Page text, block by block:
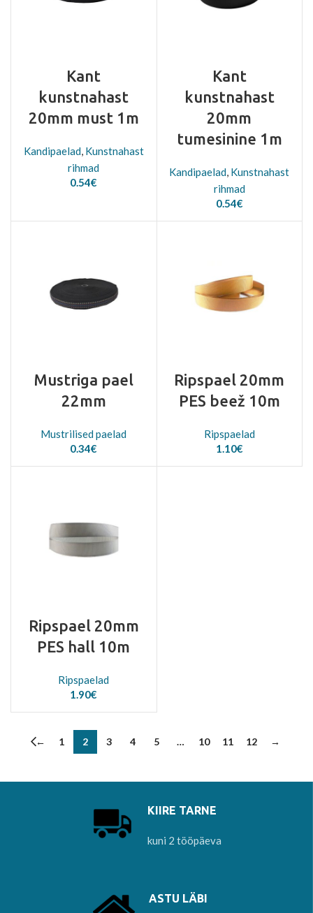
Kant
kunstnahast
20mm must 1m
Kandipaelad, Kunstnahast
rihmad
0.54€
Kant
kunstnahast
20mm
tumesinine 1m
Kandipaelad Kunstnahast
rihmad
0.54€
Mustriga pael
22mm
Mustrilised paelad
0.34€
Ripspael 20mm
PES beež 10m
Ripspaelad
1.10€
Ripspael 20mm
PES hall 10m
Ripspaelad
1.90€
← 1 2 3 4 5 … 10 11 12 →
KIIRE TARNE
kuni 2 tööpäeva
ASTU LÄBI